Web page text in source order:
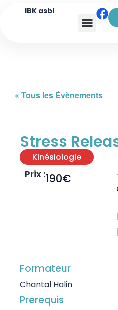
IBK asbl
« Tous les Évènements
Stress
Kinésiologie
Prix :190€
Formateur
Chantal Halin
Prerequis